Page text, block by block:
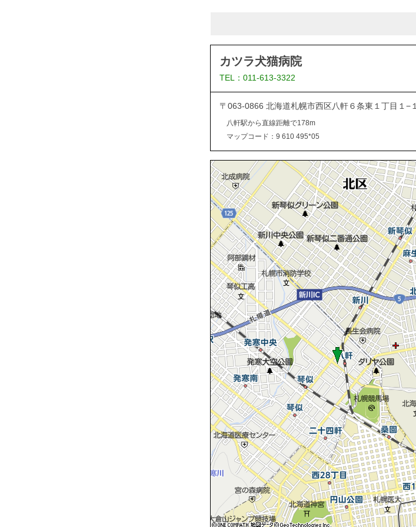
カツラ犬猫病院
TEL：011-613-3322
〒063-0866 北海道札幌市西区八軒６条東１丁目１−１
八軒駅から直線距離で178m
マップコード：9 610 495*05